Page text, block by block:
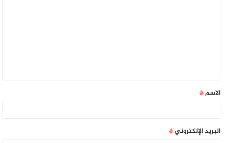
الاسم*
البريد الإلكتروني*